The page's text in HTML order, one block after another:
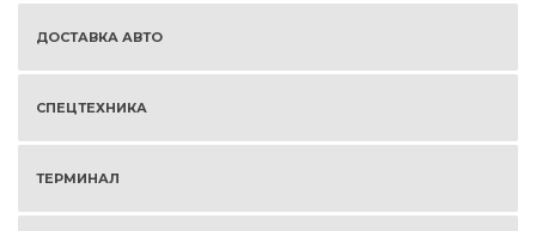
ДОСТАВКА АВТО
СПЕЦТЕХНИКА
ТЕРМИНАЛ